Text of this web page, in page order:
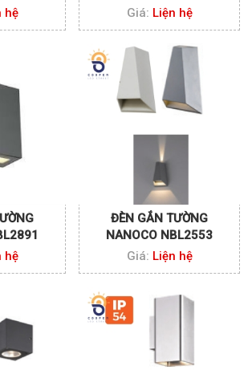
hệ
Giá: Liện hệ
hệ
ĐÈN GẮN TƯỜNG
NANOCO NBL2553
Giá: Liện hệ